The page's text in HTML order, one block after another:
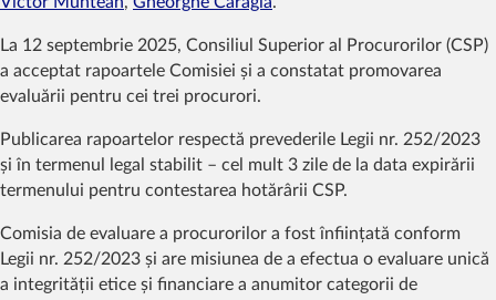
La 12 septembrie 2025, Consiliul Superior al Procurorilor (CSP)
a acceptat rapoartele Comisiei și a constatat promovarea
evaluării pentru cei trei procurori.
Publicarea rapoartelor respectă prevederile Legii nr. 252/2023
și în termenul legal stabilit – cel mult 3 zile de la data expirării
termenului pentru contestarea hotărârii CSP.
Comisia de evaluare a procurorilor a fost înființată conform
Legii nr. 252/2023 și are misiunea de a efectua o evaluare unică
a integrității etice și financiare a anumitor categorii de